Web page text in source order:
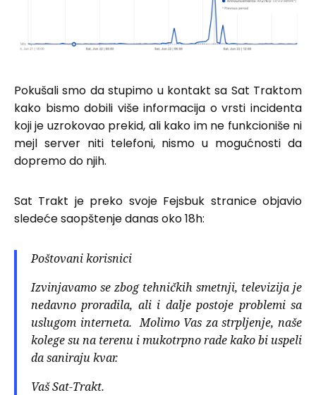
Pokušali smo da stupimo u kontakt sa Sat Traktom
kako bismo dobili više informacija o vrsti incidenta
koji je uzrokovao prekid, ali kako im ne funkcioniše ni
mejl server niti telefoni, nismo u mogućnosti da
dopremo do njih.
Sat Trakt je preko svoje Fejsbuk stranice objavio
sledeće saopštenje danas oko 18h:
Poštovani korisnici
Izvinjavamo se zbog tehničkih smetnji, televizija je
nedavno proradila, ali i dalje postoje problemi sa
uslugom interneta. Molimo Vas za strpljenje, naše
kolege su na terenu i mukotrpno rade kako bi uspeli
da saniraju kvar.
Vaš Sat-Trakt.